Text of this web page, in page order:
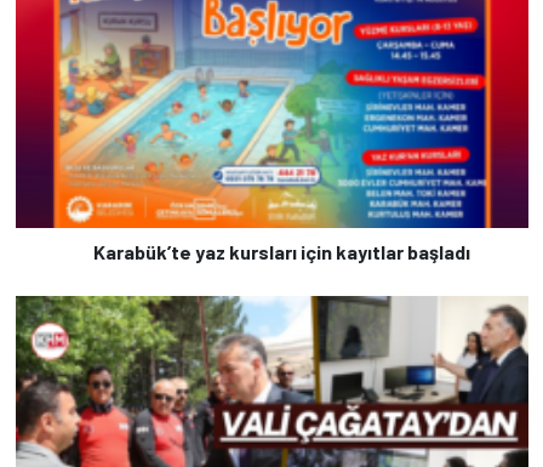
Karabük’te yaz kursları için kayıtlar başladı